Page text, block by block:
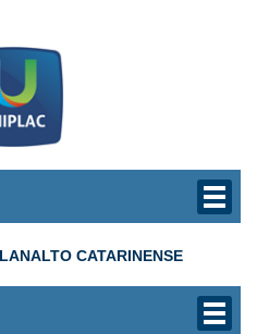
CATARINENSE